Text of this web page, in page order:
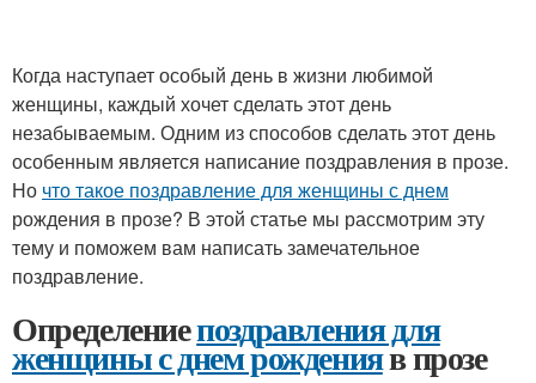
Когда наступает особый день в жизни любимой
женщины, каждый хочет сделать этот день
незабываемым. Одним из способов сделать этот день
особенным является написание поздравления в прозе.
Но что такое поздравление для женщины с днем
рождения в прозе? В этой статье мы рассмотрим эту
тему и поможем вам написать замечательное
поздравление.
Определениепоздравления для
женщины с днем рожденияв прозе